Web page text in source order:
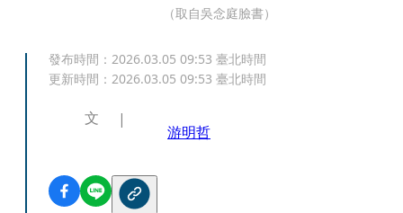
（取自吳念庭臉書）
發布時間： 2026.03.05 09:53 臺北時間
更新時間： 2026.03.05 09:53 臺北時間
文
游明哲